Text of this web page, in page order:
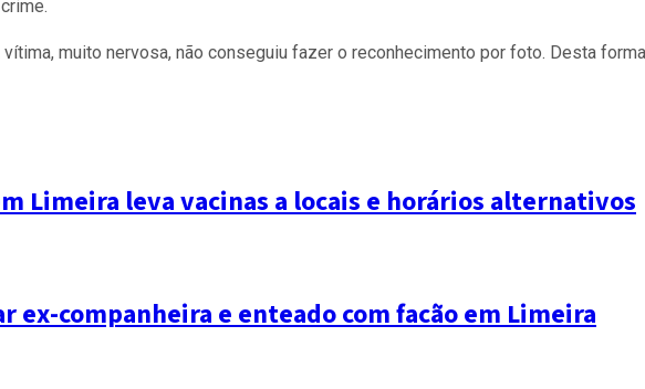
muito nervosa, não conseguiu fazer o reconhecimento por foto. Desta
Limeira leva vacinas a locais e horários alternativos
ex-companheira e enteado com facão em Limeira